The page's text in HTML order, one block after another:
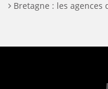
Bretagne : les agences d’intérim